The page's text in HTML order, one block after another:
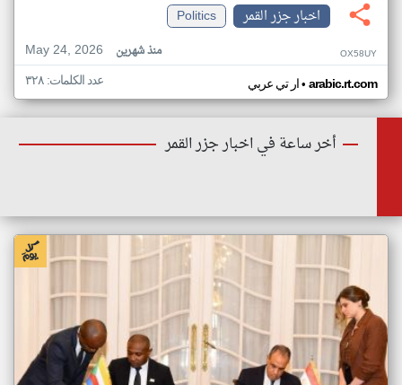
اخبار جزر القمر
Politics
May 24, 2026
منذ شهرين OX58UY
ار تي عربي• arabic.rt.com عدد الكلمات: ٣٢٨
أخر ساعة في اخبار جزر القمر